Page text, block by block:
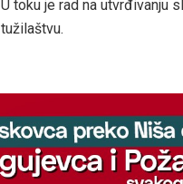
U toku je rad na utvrđivanju
tužilaštvu.